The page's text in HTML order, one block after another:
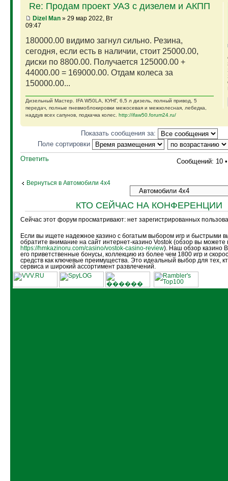
Re: Продам проект УАЗ с дизелем и АКПП
Dizel Man» 29 мар 2022, Вт
09:47
180000.00 видимо загнул сильно. Резина,
сегодня, если есть в наличии, стоит 25000.00,
диски по 8800.00. Получается 125000.00 +
44000.00 = 169000.00. Отдам колеса за
150000.00...
Дизельный Мастер. IFA W50LA, КУНГ, 6,5 л дизель, полный привод, 5
передач, полные пневмоблокировки межосевая и межколесная, лебедка,
наддув всех сапунов, подкачка колес. http://ifaw50.forum24.ru/
Показать сообщения за:
Поле сортировки
Ответить
Сообщений: 10
Вернуться в Автомобили 4х4
КТО СЕЙЧАС НА КОНФЕРЕНЦИИ
Сейчас этот форум просматривают: нет зарегистрированных
Если вы ищете надежное казино с богатым выбором игр и быстрыми
обратите внимание на сайт интернет-казино Vostok (обзор вы можете
https://hmkazinoru.com/casino/vostok-casino-review). Наш обзор казино
его приветственные бонусы, коллекцию из более чем 1800 игр и
средств как ключевые преимущества. Это идеальный выбор для тех,
сервиса и широкий ассортимент развлечений.